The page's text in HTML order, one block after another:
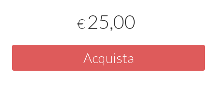
€ 25,00
Acquista